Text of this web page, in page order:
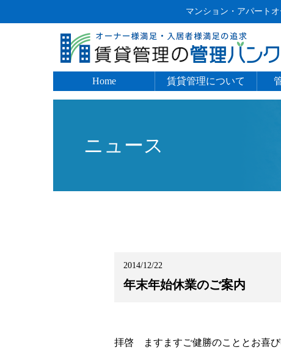
マンション・アパート
Home
賃貸管理について
入居募集
建物管理
入居者管理
家賃管理
ニュース
2014/12/22
年末年始休業のご案内
拝啓 ますますご健勝のこととお喜び